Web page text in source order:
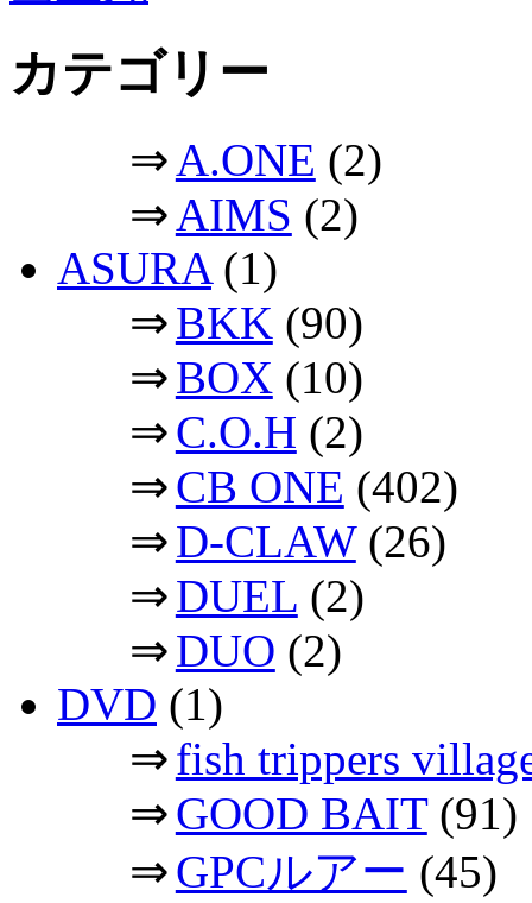
カテゴリー
⇒A.ONE (2)
⇒AIMS (2)
ASURA(1)
⇒BKK (90)
⇒BOX (10)
⇒C.O.H (2)
⇒CB ONE (402)
⇒D-CLAW(26)
⇒DUEL (2)
⇒DUO (2)
DVD (1)
⇒fish trippers
⇒GOOD BAIT(91)
⇒GPCルアー (45)